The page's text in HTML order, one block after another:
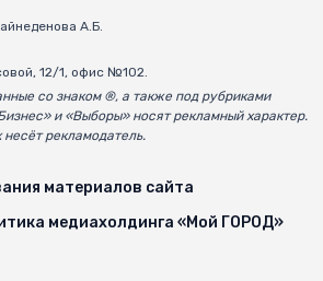
А.Б.
12/1, офис №102.
со знаком ®, а также под рубриками
и «Выборы» носят рекламный характер.
несёт рекламодатель.
материалов сайта
медиахолдинга «Мой ГОРОД»